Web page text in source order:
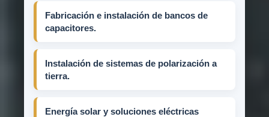
Fabricación e instalación de bancos de
capacitores.
Instalación de sistemas de polarización a
tierra.
Energía solar y soluciones eléctricas